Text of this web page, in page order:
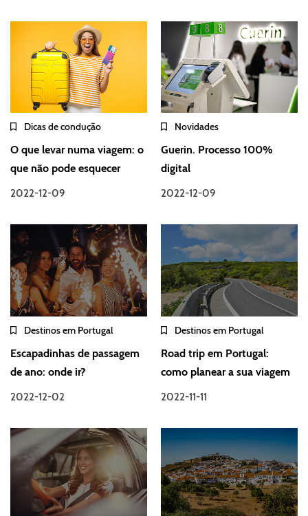
Dicas de condução
O que levar numa viagem: o
que não pode esquecer
2022-12-09
Novidades
Guerin. Processo 100%
digital
2022-12-09
Destinos em Portugal
Escapadinhas de passagem
de ano: onde ir?
2022-12-02
Destinos em Portugal
Road trip em Portugal:
como planear a sua viagem
2022-11-11